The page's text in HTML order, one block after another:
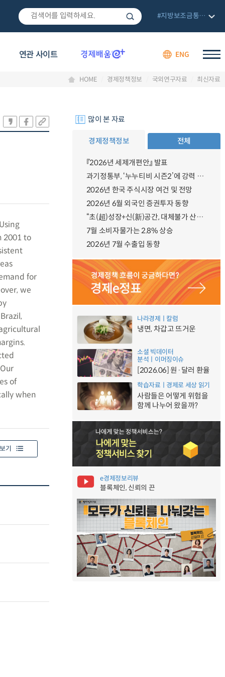
연관 사이트 ENG
#지방보조금통합관리망
HOME 경제정책정보 국외연구자료 최신자료
2001 to
for
we
of
when
기
많이 본 자료
경제정책정보 전체
『2026년 세제개편안』 발표
과기정통부, ‘누누티비 시즌2’에 강력 대응 의지 밝혀
2026년 한국 주식시장 여건 및 전망
2026년 6월 외국인 증권투자 동향
“초(超)성장+신(新)공간, 대체불가 산업강국”
7월 소비자물가는 2.8% 상승
2026년 7월 수출입 동향
나라경제ㅣ칼럼
냉면, 차갑고 뜨거운
소셜 빅데이터
분석ㅣ이머징이슈
[2026.06] 원·달러 환율
학습자료ㅣ경제로 세상 읽기
사람들은 어떻게 위험을
함께 나누어 왔을까?
e경제정보리뷰
블록체인, 신뢰의 끈